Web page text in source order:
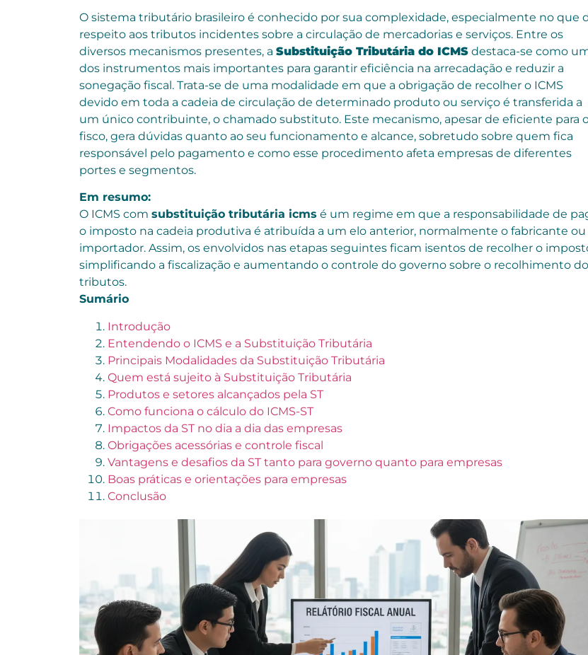
O sistema tributário brasileiro é conhecido por sua complexidade, especialmente no que
respeito aos tributos incidentes sobre a circulação de mercadorias e serviços. Entre os
diversos mecanismos presentes, a Substituição Tributária do ICMS destaca-se como
dos instrumentos mais importantes para garantir eficiência na arrecadação e reduzir a
sonegação fiscal. Trata-se de uma modalidade em que a obrigação de recolher o ICMS
devido em toda a cadeia de circulação de determinado produto ou serviço é transferida a
um único contribuinte, o chamado substituto. Este mecanismo, apesar de eficiente para
fisco, gera dúvidas quanto ao seu funcionamento e alcance, sobretudo sobre quem fica
responsável pelo pagamento e como esse procedimento afeta empresas de diferentes
portes e segmentos.
Em resumo:
O ICMS com substituição tributária icms é um regime em que a responsabilidade de
o imposto na cadeia produtiva é atribuída a um elo anterior, normalmente o fabricante ou
importador. Assim, os envolvidos nas etapas seguintes ficam isentos de recolher o
simplificando a fiscalização e aumentando o controle do governo sobre o recolhimento
tributos.
Sumário
Introdução
Entendendo o ICMS e a Substituição Tributária
Principais Modalidades da Substituição Tributária
Quem está sujeito à Substituição Tributária
Produtos e setores alcançados pela ST
Como funciona o cálculo do ICMS-ST
Impactos da ST no dia a dia das empresas
Obrigações acessórias e controle fiscal
Vantagens e desafios da ST tanto para governo quanto para empresas
Boas práticas e orientações para empresas
Conclusão